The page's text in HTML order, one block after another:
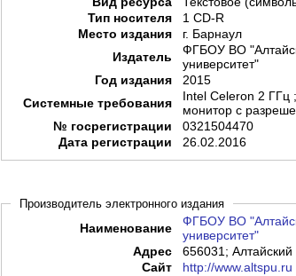
Тип носителя
1 CD-R
Место издания
г. Барнаул
Издатель
ФГБОУ ВО
университет"
Год издания
2015
Системные требования
Intel Celeron 2
монитор с
№ госрегистрации
0321504470
Дата регистрации
26.02.2016
Производитель электронного издания
Наименование
ФГБОУ ВО
университет"
Адрес
656031;
Сайт
http://www.altspu.ru